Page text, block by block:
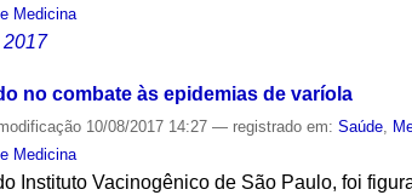
Medicina
2017
no combate às epidemias de varíola
10/08/2017 14:27— registrado em:Saúde,
Medicina
Instituto Vacinogênico de São Paulo, foi